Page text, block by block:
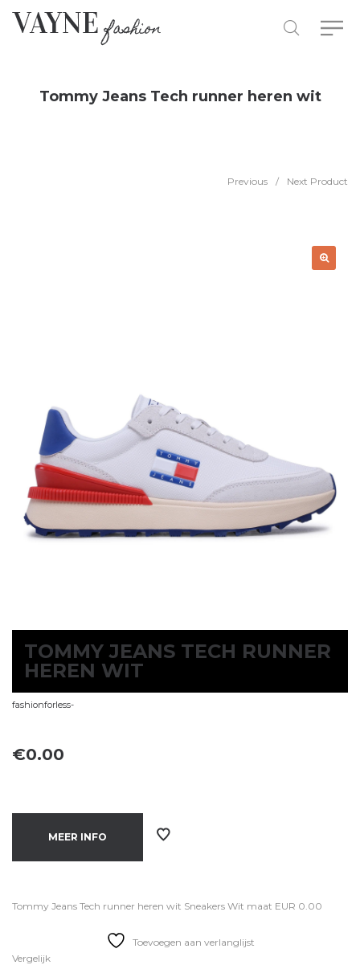
Tommy Jeans Tech runner heren wit
Previous / Next Product
TOMMY JEANS TECH RUNNER
HEREN WIT
fashionforless-
€0.00
MEER INFO
Tommy Jeans Tech runner heren wit Sneakers Wit maat EUR 0.00
Toevoegen aan verlanglijst
Vergelijk